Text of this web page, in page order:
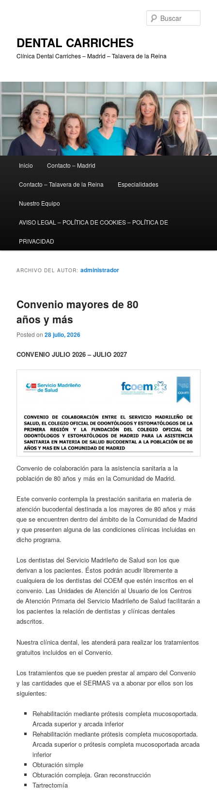
DENTAL CARRICHES
Clínica Dental Carriches – Madrid – Talavera de la Reina
Inicio Contacto – Madrid
Contacto – Talavera de la Reina Especialidades
Nuestro Equipo
AVISO LEGAL – POLÍTICA DE COOKIES – POLÍTICA DE
PRIVACIDAD
ARCHIVO DEL AUTOR:administrador
Convenio mayores de 80
años y más
Posted on28 julio, 2026
CONVENIO JULIO 2026 – JULIO 2027
Convenio de colaboración para la asistencia sanitaria a la
población de 80 años y más en la Comunidad de Madrid.
Este convenio contempla la prestación sanitaria en materia de
atención bucodental destinada a los mayores de 80 años y más
que se encuentren dentro del ámbito de la Comunidad de Madrid
y que presenten alguna de las condiciones clínicas incluidas en
dicho programa.
Los dentistas del Servicio Madrileño de Salud son los que
derivan a los pacientes. Éstos podrán acudir libremente a
cualquiera de los dentistas del COEM que estén inscritos en el
convenio. Las Unidades de Atención al Usuario de los Centros
de Atención Primaria del Servicio Madrileño de Salud facilitarán a
los pacientes la relación de dentistas y clínicas dentales
adscritos.
Nuestra clínica dental, les atenderá para realizar los tratamientos
gratuitos incluidos en el Convenio.
Los tratamientos que se pueden prestar al amparo del Convenio
y las cantidades que el SERMAS va a abonar por ellos son los
siguientes:
Rehabilitación mediante prótesis completa mucosoportada.
Arcada superior y arcada inferior
Rehabilitación mediante prótesis completa mucosoportada.
Arcada superior o prótesis completa mucosoportada arcada
inferior
Obturación simple
Obturación compleja. Gran reconstrucción
Tartrectomía